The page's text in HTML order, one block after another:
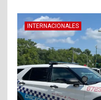
INTERNACIONALES